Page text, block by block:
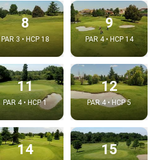
8
PAR 3 • HCP 18
9
PAR 4 • HCP 14
11
PAR 4 • HCP 1
12
PAR 4 • HCP 5
14 15